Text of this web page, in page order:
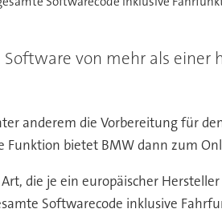
von mehr als einer
anderem die Vorbereitung für
bietet BMW dann zum
die je ein europäischer
Softwarecode inklusive